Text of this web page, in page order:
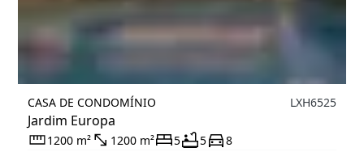
CASA DE CONDOMÍNIO
Jardim Europa
LXH6525
1200 m² 1200 m² 5 5 8